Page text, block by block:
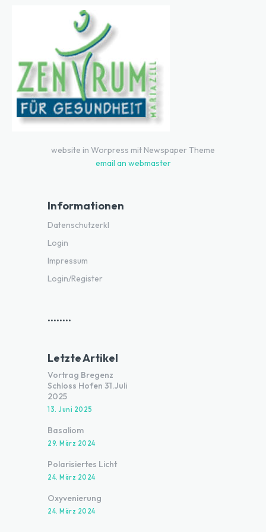
website in Worpress mit Newspaper Theme
email an webmaster
Informationen
Datenschutzerklärung
Login
Impressum
Login/Register
........
Letzte Artikel
Vortrag Bregenz
Schloss Hofen 31.Juli
2025
13. Juni 2025
Basaliom
29. März 2024
Polarisiertes Licht
24. März 2024
Oxyvenierung
24. März 2024